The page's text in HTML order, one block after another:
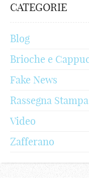
CATEGORIE
Blog
Brioche e
Fake News
Rassegna Stampa
Video
Zafferano